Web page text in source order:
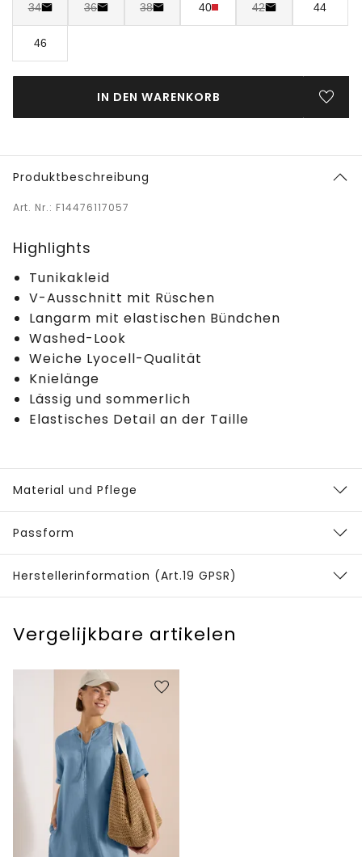
34 36 38 40 42 44
46
IN DEN WARENKORB
Produktbeschreibung
Art. Nr.: F14476117057
Highlights
Tunikakleid
V-Ausschnitt mit Rüschen
Langarm mit elastischen Bündchen
Washed-Look
Weiche Lyocell-Qualität
Knielänge
Lässig und sommerlich
Elastisches Detail an der Taille
Material und Pflege
Passform
Herstellerinformation (Art.19 GPSR)
Vergelijkbare artikelen